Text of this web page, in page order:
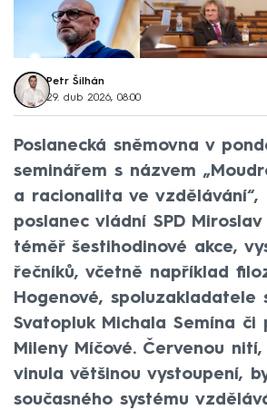
Petr Šilhán
29. dub 2026, 08:00
Poslanecká sněmovna v
seminářem s názvem
a racionalita ve vzdělávání“,
poslanec vládní SPD Miroslav
téměř šestihodinové akce,
řečníků, včetně například
Hogenové, spoluzakladatele
Svatopluk Michala Semína či
Mileny Míčové. Červenou
vinula většinou vystoupení,
současného systému